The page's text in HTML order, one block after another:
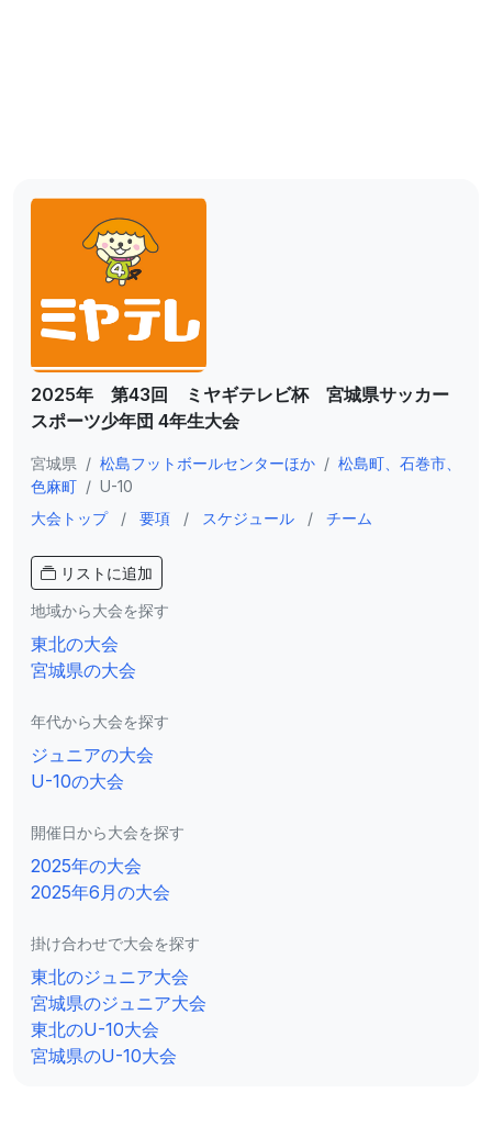
2025年 第43回 ミヤギテレビ杯 宮城県サッカー
スポーツ少年団 4年生大会
宮城県 / 松島フットボールセンターほか / 松島町、石巻市、
色麻町 / U-10
大会トップ
/ 要項 / スケジュール / チーム
リストに追加
地域から大会を探す
東北の大会
宮城県の大会
年代から大会を探す
ジュニアの大会
U-10の大会
開催日から大会を探す
2025年の大会
2025年6月の大会
掛け合わせで大会を探す
東北のジュニア大会
宮城県のジュニア大会
東北のU-10大会
宮城県のU-10大会